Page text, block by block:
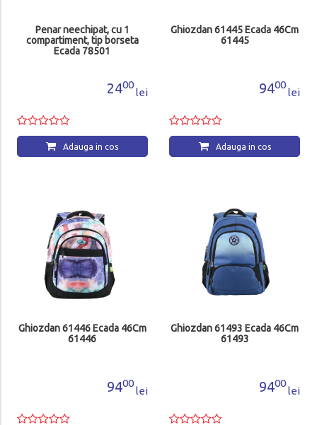
Penar neechipat, cu 1
compartiment, tip borseta
Ecada 78501
2400
lei
Adauga in cos
Ghiozdan 61445 Ecada 46Cm
61445
9400
lei
Adauga in cos
Ghiozdan 61446 Ecada 46Cm
61446
9400
lei
Ghiozdan 61493 Ecada 46Cm
61493
9400
lei